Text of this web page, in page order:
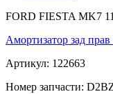
FORD FIESTA MK7
Амортизатор зад
Артикул: 122663
Номер запчасти: